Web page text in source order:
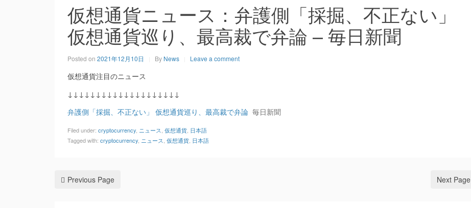
仮想通貨ニュース：弁護側「採掘、不正ない」
仮想通貨巡り、最高裁で弁論 – 毎日新聞
Posted on 2021年12月10日 By News Leave a comment
仮想通貨注目のニュース
↓↓↓↓↓↓↓↓↓↓↓↓↓↓↓↓↓↓↓↓
弁護側「採掘、不正ない」 仮想通貨巡り、最高裁で弁論 毎日新聞
Filed under: cryptocurrency ニュース 仮想通貨 日本語
Tagged with: cryptocurrency ニュース 仮想通貨 日本語
Previous Page Next Page